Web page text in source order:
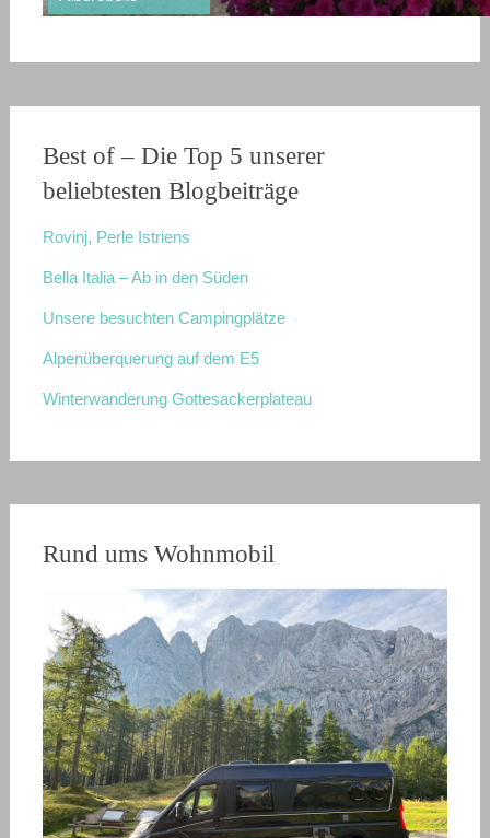
Unsere besuchten Campingplätze
Best of – Die Top 5 unserer
beliebtesten Blogbeiträge
Rovinj, Perle Istriens
Bella Italia – Ab in den Süden
Unsere besuchten Campingplätze
Alpenüberquerung auf dem E5
Winterwanderung Gottesackerplateau
Rund ums Wohnmobil